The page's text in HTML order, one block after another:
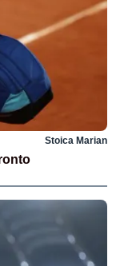
Stoica Marian